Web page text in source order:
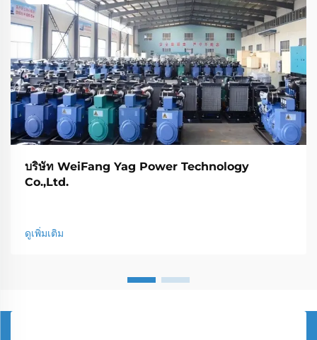
บริษัท WeiFang Yag Power Technology
Co.,Ltd.
ดูเพิ่มเติม